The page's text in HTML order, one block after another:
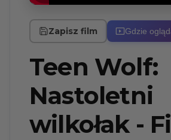
Zapisz film Gdzie
Teen Wolf:
Nastoletni
wilkołak -